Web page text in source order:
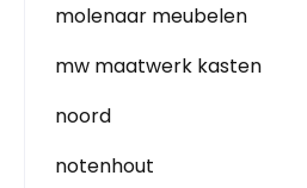
molenaar meubelen
mw maatwerk kasten
noord
notenhout